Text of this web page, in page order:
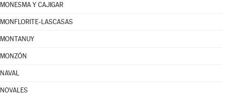
MONESMA Y CAJIGAR
MONFLORITE-LASCASAS
MONTANUY
MONZÓN
NAVAL
NOVALES